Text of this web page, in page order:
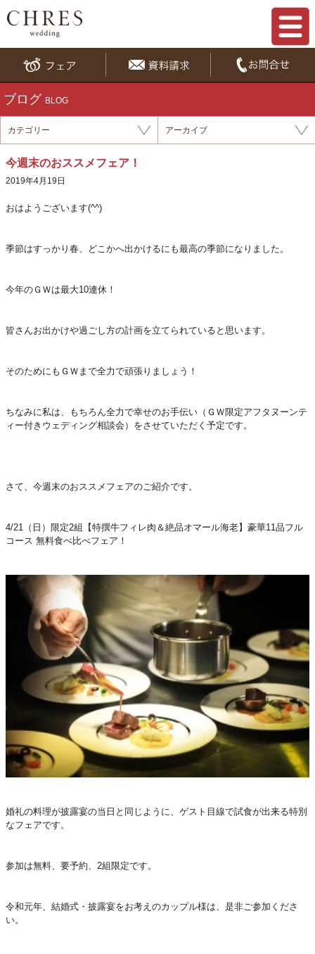
ブログ BLOG
カテゴリー アーカイブ
今週末のおススメフェア！
2019年4月19日
おはようございます(^^)
季節はすっかり春、どこかへ出かけるにも最高の季節になりました。
今年のＧＷは最大10連休！
皆さんお出かけや過ごし方の計画を立てられていると思います。
そのためにもＧＷまで全力で頑張りましょう！
ちなみに私は、もちろん全力で幸せのお手伝い（ＧＷ限定アフタヌーンテ
ィー付きウェディング相談会）をさせていただく予定です。
さて、今週末のおススメフェアのご紹介です。
4/21（日）限定2組【特撰牛フィレ肉＆絶品オマール海老】豪華11品フル
コース 無料食べ比べフェア！
婚礼の料理が披露宴の当日と同じように、ゲスト目線で試食が出来る特別
なフェアです。
参加は無料、要予約、2組限定です。
令和元年、結婚式・披露宴をお考えのカップル様は、是非ご参加くださ
い。